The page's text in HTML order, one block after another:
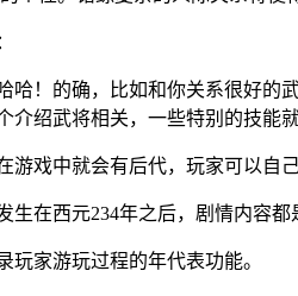
哈！的确，比如和你关系很好
绍武将相关，一些特别的技能
游戏中就会有后代，玩家可以自
在西元234年之后，剧情内容都
家游玩过程的年代表功能。